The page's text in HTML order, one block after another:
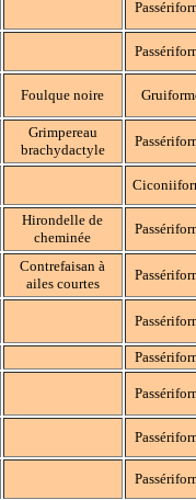
Foulque noire
Grimpereau
brachydactyle
Hirondelle de
cheminée
Contrefaisan à
ailes courtes